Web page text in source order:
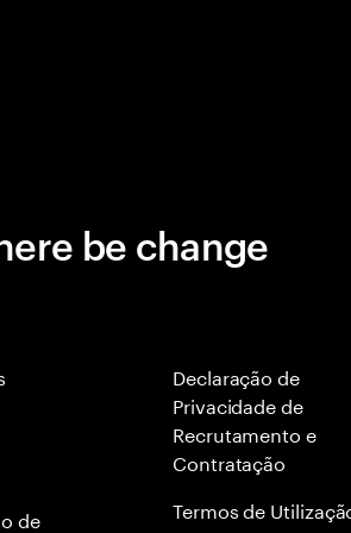
be change
de
Declaração de
Privacidade de
Recrutamento e
Contratação
Termos de